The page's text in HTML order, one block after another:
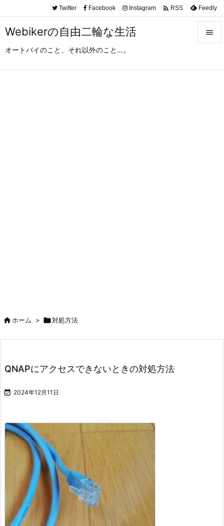
Webikerの自由二輪な生活
オートバイのこと、それ以外のこと…。

Twitter Facebook Instagram  RSS Feedly
ホーム > 対処方法
QNAPにアクセスできないときの対処方法
 2024年12月11日